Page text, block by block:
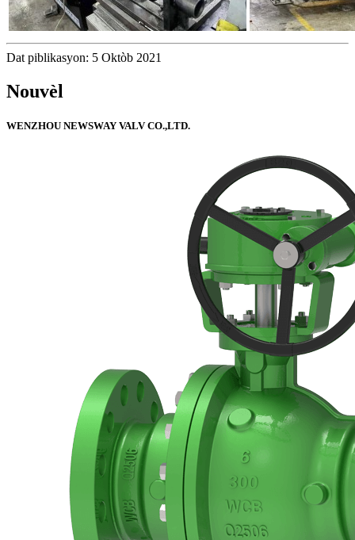
Dat piblikasyon: 5 Oktòb 2021
Nouvèl
WENZHOU NEWSWAY VALV CO.,LTD.